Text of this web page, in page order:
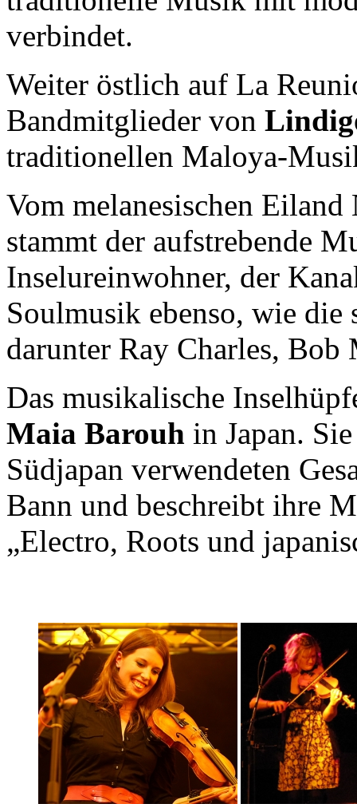
verbindet.
Weiter östlich auf La
Bandmitglieder von
traditionellen Maloya-
Vom melanesischen
stammt der aufstrebende
Inselureinwohner, der
Soulmusik ebenso, wie
darunter Ray Charles, Bob
Das musikalische
Maia Barouh in Japan.
Südjapan verwendeten
Bann und beschreibt ihre
„Electro, Roots und